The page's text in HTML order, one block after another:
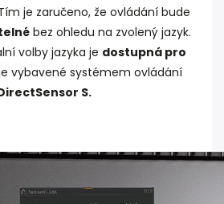
je zaručeno, že ovládání bude
bez ohledu na zvolený jazyk.
volby jazyka je dostupná pro
vybavené systémem ovládání
S.